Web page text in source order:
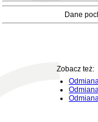
Dane
Zobacz też: